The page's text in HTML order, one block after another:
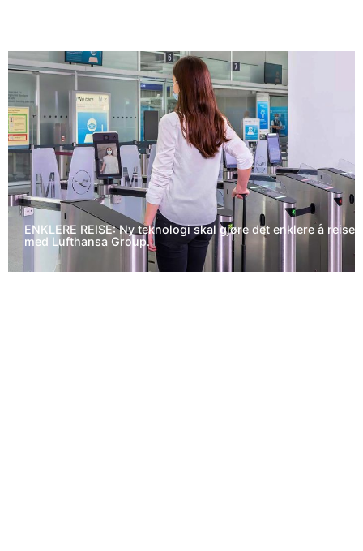
ENKLERE REISE: Ny teknologi skal gjøre det enklere å reise
med Lufthansa Group.